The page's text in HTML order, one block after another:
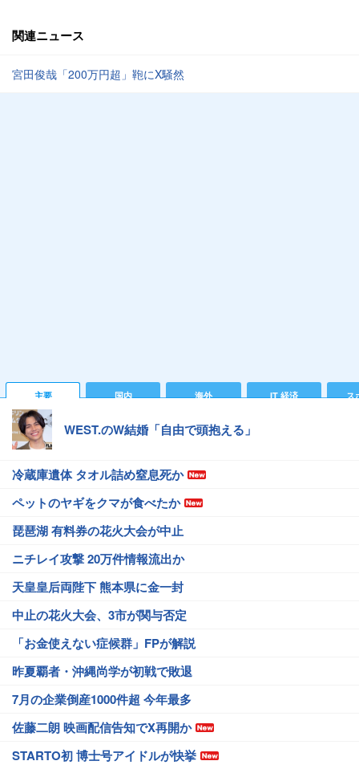
関連ニュース
宮田俊哉「200万円超」鞄にX騒然
主要 国内 海外 IT 経済 ス
WEST.のW結婚「自由で頭抱える」
冷蔵庫遺体 タオル詰め窒息死か
ペットのヤギをクマが食べたか
琵琶湖 有料券の花火大会が中止
ニチレイ攻撃 20万件情報流出か
天皇皇后両陛下 熊本県に金一封
中止の花火大会、3市が関与否定
「お金使えない症候群」FPが解説
昨夏覇者・沖縄尚学が初戦で敗退
7月の企業倒産1000件超 今年最多
佐藤二朗 映画配信告知でX再開か
STARTO初 博士号アイドルが快挙